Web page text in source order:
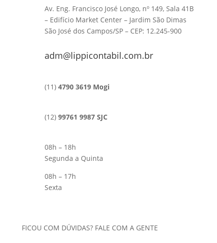
Av. Eng. Francisco José Longo, nº 149, Sala 41B
– Edifício Market Center – Jardim São Dimas
São José dos Campos/SP – CEP: 12.245-900
adm@lippicontabil.com.br
(11) 4790 3619 Mogi
(12) 99761 9987 SJC
08h – 18h
Segunda a Quinta
08h – 17h
Sexta
FICOU COM DÚVIDAS? FALE COM A GENTE